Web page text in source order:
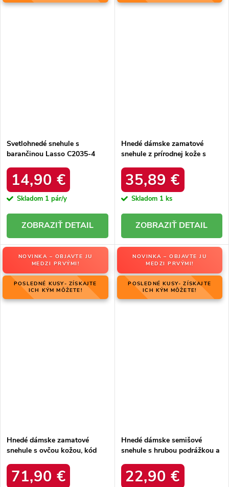
Svetlohnedé snehule s
barančinou Lasso C2035-4
14,90 €
Skladom 1 pár/y
DETAIL
Hnedé dámske zamatové
snehule z prírodnej kože s
produktu W5821 COFFEE
35,89 €
Skladom 1 ks
DETAIL
NOVINKA – OBJAVTE JU
MEDZI PRVÝMI!
POSLEDNÉ KUSY- ZÍSKAJTE
ICH KÝM MÔŽETE!
Hnedé dámske zamatové
snehule s ovčou kožou, kód
71,90 €
NOVINKA – OBJAVTE JU
MEDZI PRVÝMI!
POSLEDNÉ KUSY- ZÍSKAJTE
ICH KÝM MÔŽETE!
Hnedé dámske semišové
snehule s hrubou podrážkou a
produktu OO274A098
22,90 €